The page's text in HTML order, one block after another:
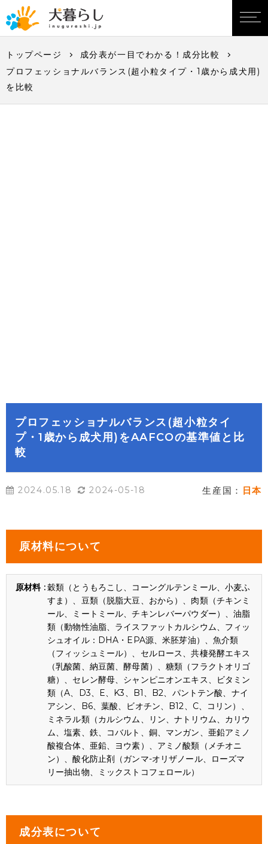
トップページ
成分表が一目でわかる！成分比較
プロフェッショナルバランス(超小粒タイプ・1歳から成犬用)
を比較
プロフェッショナルバランス(超小粒タイ
プ・1歳から成犬用)をAAFCOの基準値と比
較
2024.05.18 2024-05-18 生産国： 日本
原材料について
穀類（とうもろこし、コーングルテンミール、小麦ふ
すま）、豆類（脱脂大豆、おから）、肉類（チキンミ
ール、ミートミール、チキンレバーパウダー）、油脂
類（動物性油脂、ライスファットカルシウム、フィッ
シュオイル：DHA・EPA源、米胚芽油）、魚介類
（フィッシュミール）、セルロース、共棲発酵エキス
（乳酸菌、納豆菌、酵母菌）、糖類（フラクトオリゴ
糖）、セレン酵母、シャンピニオンエキス、ビタミン
類（A、D3、E、K3、B1、B2、パントテン酸、ナイ
アシン、B6、葉酸、ビオチン、B12、C、コリン）、
ミネラル類（カルシウム、リン、ナトリウム、カリウ
ム、塩素、鉄、コバルト、銅、マンガン、亜鉛アミノ
酸複合体、亜鉛、ヨウ素）、アミノ酸類（メチオニ
ン）、酸化防止剤（ガンマ-オリザノール、ローズマ
リー抽出物、ミックストコフェロール）
成分表について